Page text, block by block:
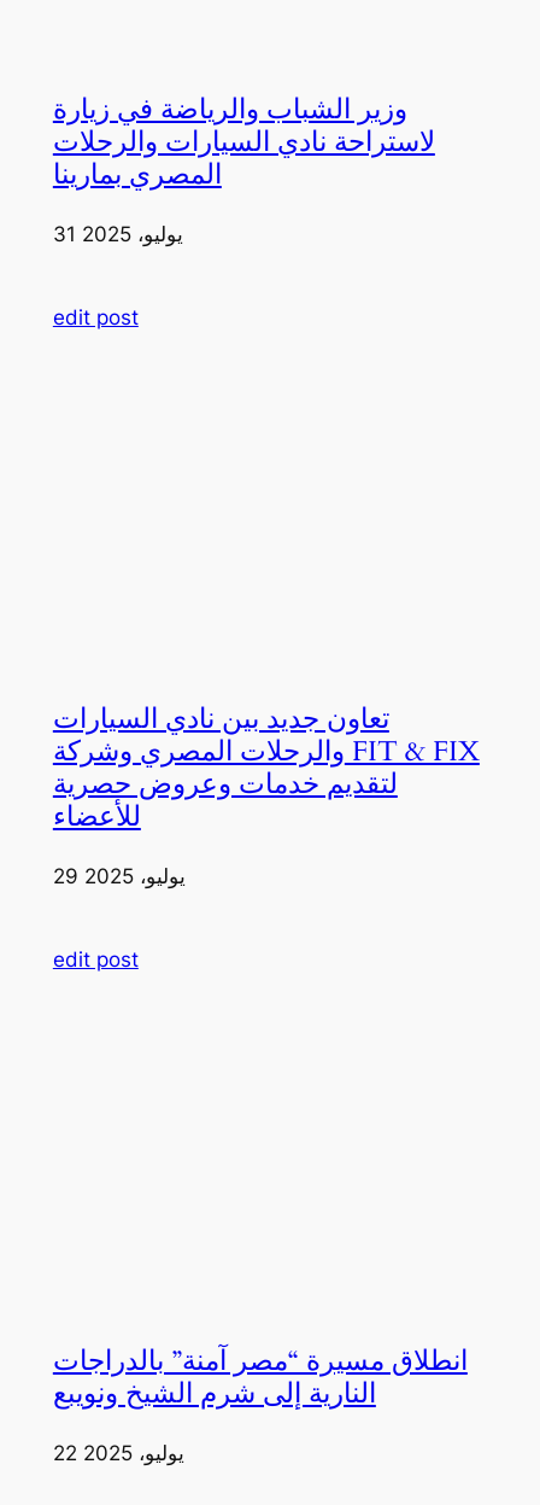
وزير الشباب والرياضة في زيارة
لاستراحة نادي السيارات والرحلات
المصري بمارينا
31 يوليو، 2025
edit post
تعاون جديد بين نادي السيارات
والرحلات المصري وشركة FIT & FIX
لتقديم خدمات وعروض حصرية
للأعضاء
29 يوليو، 2025
edit post
انطلاق مسيرة “مصر آمنة” بالدراجات
النارية إلى شرم الشيخ ونويبع
22 يوليو، 2025